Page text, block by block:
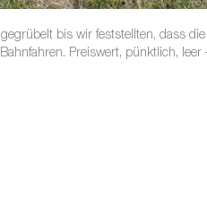
bis wir feststellten, dass
Preiswert, pünktlich,